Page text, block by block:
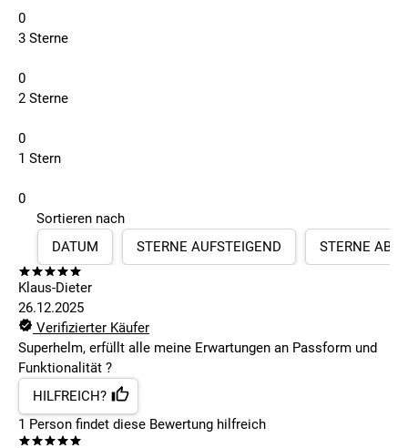
0
3 Sterne
0
2 Sterne
0
1 Stern
0
Sortieren nach
DATUM
STERNE AUFSTEIGEND STERNE
Klaus-Dieter
26.12.2025
Verifizierter Käufer
Superhelm, erfüllt alle meine Erwartungen an Passform und
Funktionalität ?
HILFREICH?
1 Person findet diese Bewertung hilfreich